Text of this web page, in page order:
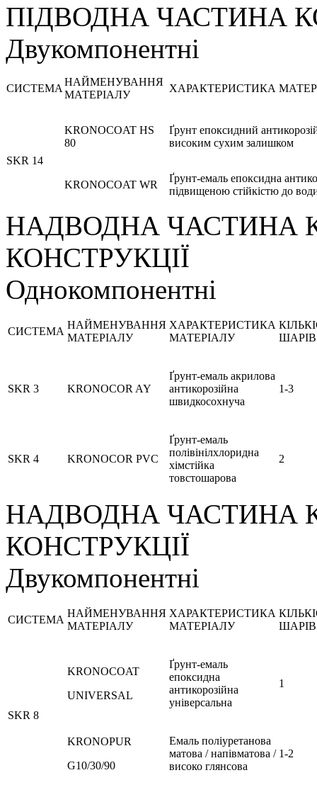
ПІДВОДНА ЧАСТИНА
Двукомпонентні
СИСТЕМА
НАЙМЕНУВАННЯ
МАТЕРІАЛУ
ХАРАКТЕРИСТИКА
SKR 14
KRONOCOAT HS
80
Ґрунт епоксидний
високим сухим залишком
KRONOCOAT WR
Ґрунт-емаль епоксидна
підвищеною стійкістю до
НАДВОДНА ЧАСТИНА
КОНСТРУКЦІЇ
Однокомпонентні
СИСТЕМА
НАЙМЕНУВАННЯ
МАТЕРІАЛУ
ХАРАКТЕРИСТИКА
МАТЕРІАЛУ
ШАРІВ
SKR 3 KRONOCOR AY
Ґрунт-емаль акрилова
антикорозійна
швидкосохнуча
1-3
SKR 4 KRONOCOR PVC
Ґрунт-емаль
полівінілхлоридна
хімстійка
товстошарова
2
НАДВОДНА ЧАСТИНА
КОНСТРУКЦІЇ
Двукомпонентні
СИСТЕМА
НАЙМЕНУВАННЯ
МАТЕРІАЛУ
ХАРАКТЕРИСТИКА
МАТЕРІАЛУ
ШАРІВ
SKR 8
KRONOCOAT
UNIVERSAL
Ґрунт-емаль
епоксидна
антикорозійна
універсальна
1
KRONOPUR
G10/30/90
Емаль поліуретанова
матова / напівматова /
високо глянсова
1-2